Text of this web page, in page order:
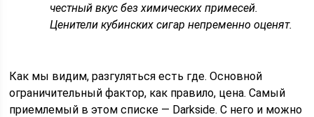
честный вкус без химических примесей.
Ценители кубинских сигар непременно оценят.
Как мы видим, разгуляться есть где. Основной
ограничительный фактор, как правило, цена. Самый
приемлемый в этом списке — Darkside. С него и можно